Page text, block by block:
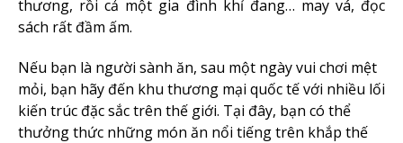
thương, rồi cả một gia đình khỉ đang… may vá, đọc
sách rất đầm ấm.
Nếu bạn là người sành ăn, sau một ngày vui chơi mệt
mỏi, bạn hãy đến khu thương mại quốc tế với nhiều lối
kiến trúc đặc sắc trên thế giới. Tại đây, bạn có thể
thưởng thức những món ăn nổi tiếng trên khắp thế